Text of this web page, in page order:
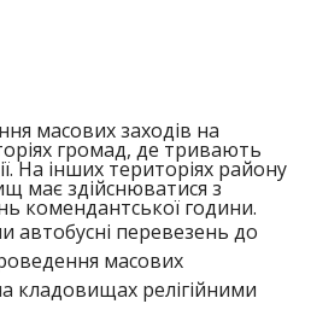
масових заходів на
громад, де тривають
На інших територіях району
має здійснюватися з
комендантської години.
автобусні перевезень до
масових
кладовищах релігійними